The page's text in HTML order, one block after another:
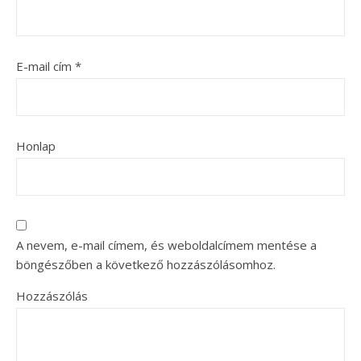
E-mail cím *
Honlap
A nevem, e-mail címem, és weboldalcímem mentése a
böngészőben a következő hozzászólásomhoz.
Hozzászólás